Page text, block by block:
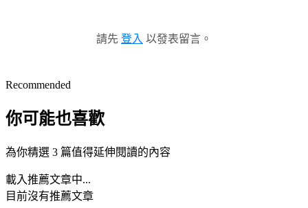
請先 登入 以發表留言。
Recommended
你可能也喜歡
為你精選 3 篇值得延伸閱讀的內容
載入推薦文章中...
目前沒有推薦文章